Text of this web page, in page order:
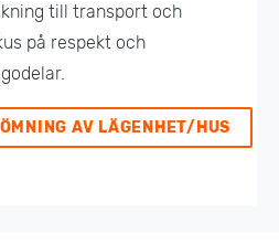
till transport och
på respekt och
AV LÄGENHET/HUS